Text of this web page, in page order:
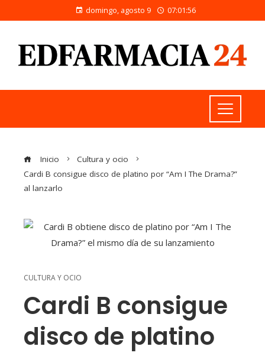
domingo, agosto 9 07:01:57
Inicio
Cultura y ocio
Cardi B consigue disco de platino por “Am I The Drama?”
al lanzarlo
CULTURA Y OCIO
Cardi B consigue
disco de platino